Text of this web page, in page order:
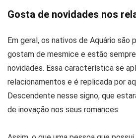
Gosta de novidades nos
Em geral, os nativos de Aquário são
gostam de mesmice e estão
novidades. Essa característica se
relacionamentos e é replicada por
Descendente nesse signo, que
de inovação nos seus romances.